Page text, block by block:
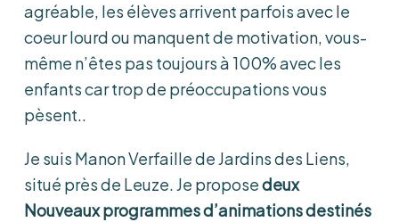
agréable, les élèves arrivent parfois avec le
coeur lourd ou manquent de motivation, vous-
même n’êtes pas toujours à 100% avec les
enfants car trop de préoccupations vous
pèsent..
Je suis Manon Verfaille de Jardins des Liens,
situé près de Leuze. Je proposedeux
Nouveaux programmes d’animations destinés